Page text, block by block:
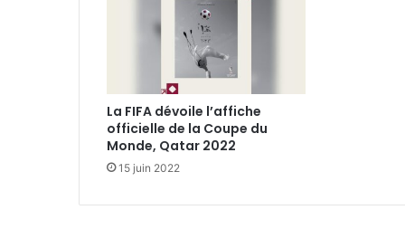
La FIFA dévoile l’affiche
officielle de la Coupe du
Monde, Qatar 2022
15 juin 2022